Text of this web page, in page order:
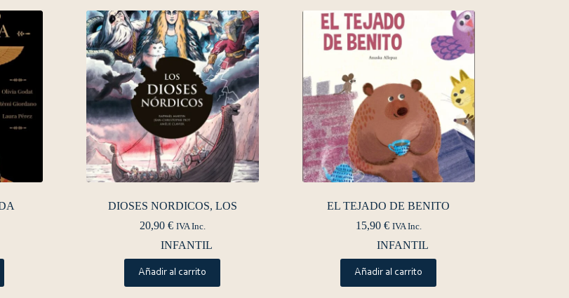
DIOSES NORDICOS, LOS
20,90 € IVA Inc.
INFANTIL
Añadir al carrito
EL TEJADO DE BENITO
15,90 € IVA Inc.
INFANTIL
Añadir al carrito